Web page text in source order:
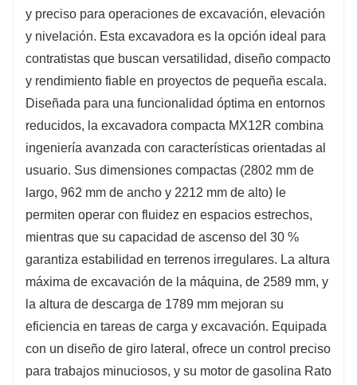
y preciso para operaciones de excavación, elevación
y nivelación. Esta excavadora es la opción ideal para
contratistas que buscan versatilidad, diseño compacto
y rendimiento fiable en proyectos de pequeña escala.
Diseñada para una funcionalidad óptima en entornos
reducidos, la excavadora compacta MX12R combina
ingeniería avanzada con características orientadas al
usuario. Sus dimensiones compactas (2802 mm de
largo, 962 mm de ancho y 2212 mm de alto) le
permiten operar con fluidez en espacios estrechos,
mientras que su capacidad de ascenso del 30 %
garantiza estabilidad en terrenos irregulares. La altura
máxima de excavación de la máquina, de 2589 mm, y
la altura de descarga de 1789 mm mejoran su
eficiencia en tareas de carga y excavación. Equipada
con un diseño de giro lateral, ofrece un control preciso
para trabajos minuciosos, y su motor de gasolina Rato